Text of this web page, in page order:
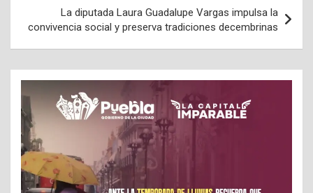
La diputada Laura Guadalupe Vargas impulsa la
convivencia social y preserva tradiciones decembrinas